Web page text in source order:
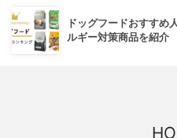
ドッグフードおすすめ
ルギー対策商品を紹介